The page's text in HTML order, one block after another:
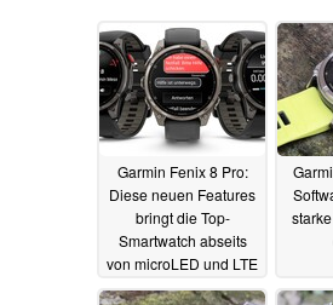
Garmin Fenix 8 Pro:
Diese neuen Features
bringt die Top-
Smartwatch abseits
von microLED und LTE
mit04.09.2025